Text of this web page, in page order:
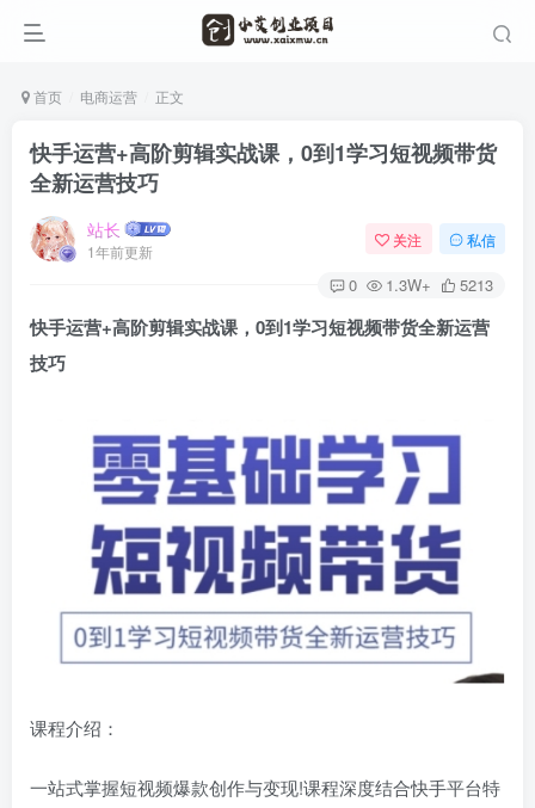
首页 电商运营 正文
快手运营+高阶剪辑实战课，0到1学习短视频带货
全新运营技巧
站长
1年前更新
关注 私信
0 1.3W+ 5213
快手运营+高阶剪辑实战课，0到1学习短视频带货全新运营
技巧
课程介绍：
一站式掌握短视频爆款创作与变现!课程深度结合快手平台特